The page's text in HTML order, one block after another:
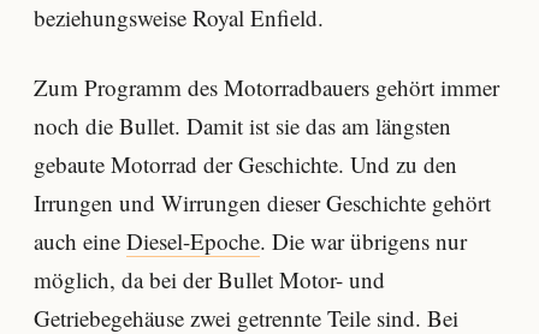
beziehungsweise Royal Enfield.
Zum Programm des Motorradbauers gehört immer
noch die Bullet. Damit ist sie das am längsten
gebaute Motorrad der Geschichte. Und zu den
Irrungen und Wirrungen dieser Geschichte gehört
auch eine Diesel-Epoche. Die war übrigens nur
möglich, da bei der Bullet Motor- und
Getriebegehäuse zwei getrennte Teile sind. Bei